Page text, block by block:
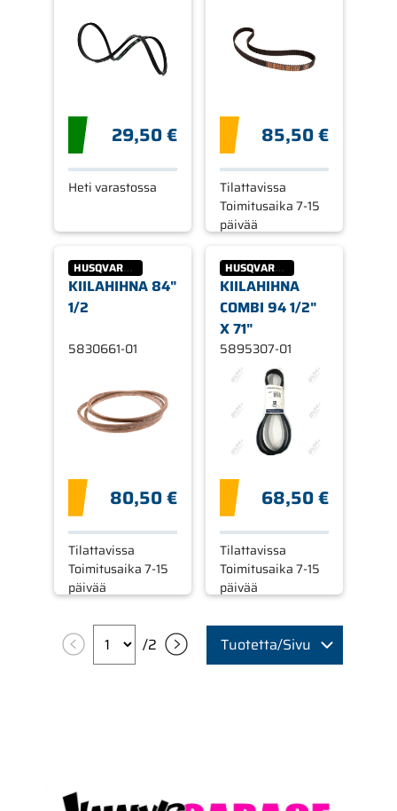
29,50 €
Heti varastossa
85,50 €
Tilattavissa
Toimitusaika 7-15
päivää
HUSQVARNA
KIILAHIHNA 84"
1/2
5830661-01
80,50 €
Tilattavissa
Toimitusaika 7-15
päivää
HUSQVARNA
KIILAHIHNA
COMBI 94 1/2"
X 71"
5895307-01
68,50 €
Tilattavissa
Toimitusaika 7-15
päivää
/2 Tuotetta/Sivu